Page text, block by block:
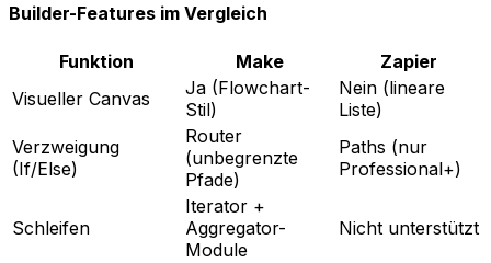
Builder-Features im Vergleich
Funktion Make
Zapier
Visueller Canvas
Ja (Flowchart-
Stil)
Nein (lineare
Liste)
Verzweigung
(If/Else)
Router
(unbegrenzte
Pfade)
Paths (nur
Professional+)
Schleifen
Iterator +
Aggregator-
Module
Nicht unterstützt